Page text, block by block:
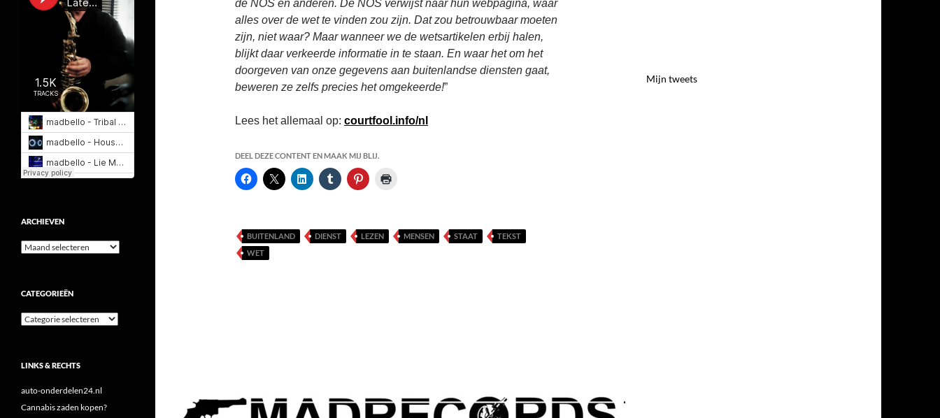
de NOS en anderen. De NOS verwijst naar hun webpagina, waar
alles over de wet te vinden zou zijn. Dat zou betrouwbaar moeten
zijn, niet waar? Maar wanneer we de wetsartikelen erbij halen,
blijkt daar verkeerde informatie in te staan. En waar het om het
doorgeven van onze gegevens aan buitenlandse diensten gaat,
beweren ze zelfs precies het omgekeerde!”
Lees het allemaal op: courtfool.info/nl
DEEL DEZE CONTENT EN MAAK MIJ BLIJ.
BUITENLAND DIENST LEZEN MENSEN STAAT
TEKST
WET
Mijn tweets
ARCHIEVEN
Archieven
CATEGORIEËN
Categorieën
LINKS & RECHTS
auto-onderdelen24.nl
Cannabis zaden kopen?